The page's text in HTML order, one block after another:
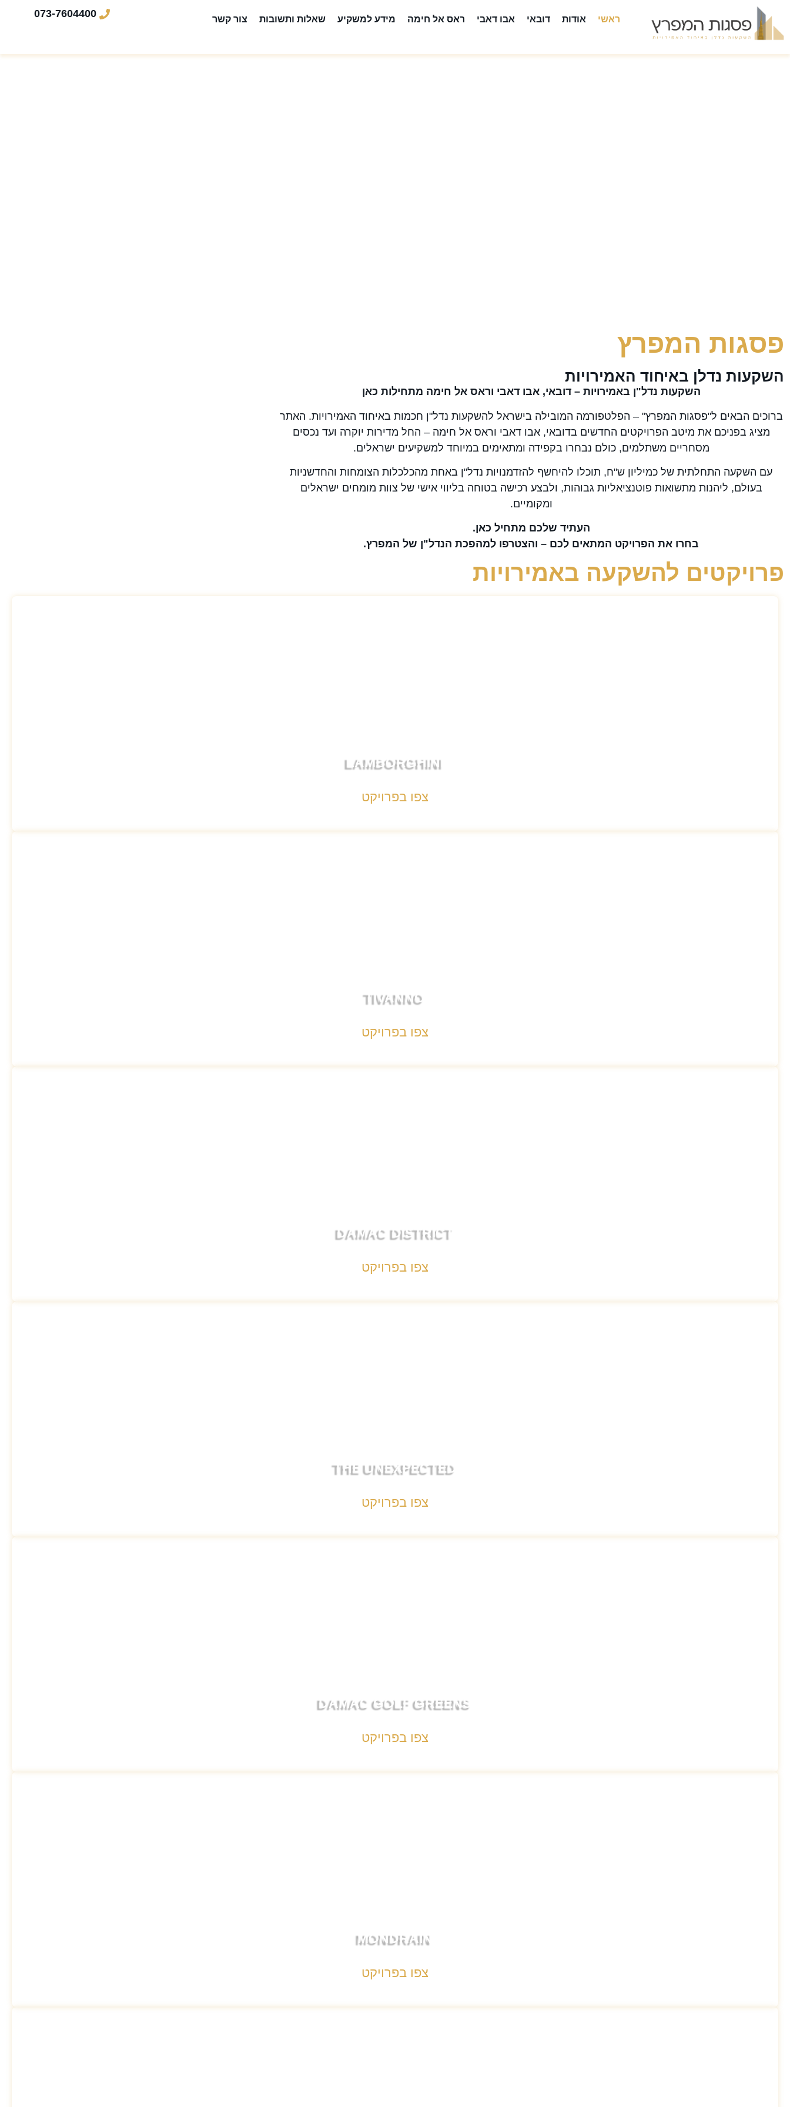
ראשי אודות דובאי אבו דאבי ראס אל חימה מידע למשקיע שאלות ותשובות צור קשר 073-7604400
פסגות המפרץ
השקעות נדלן באיחוד האמירויות
השקעות נדל"ן באמירויות – דובאי, אבו דאבי וראס אל חימה מתחילות כאן
ברוכים הבאים ל"פסגות המפרץ" – הפלטפורמה המובילה בישראל להשקעות נדל"ן חכמות באיחוד האמירויות. האתר
מציג בפניכם את מיטב הפרויקטים החדשים בדובאי, אבו דאבי וראס אל חימה – החל מדירות יוקרה ועד נכסים
מסחריים משתלמים, כולם נבחרו בקפידה ומתאימים במיוחד למשקיעים ישראלים.
עם השקעה התחלתית של כמיליון ש"ח, תוכלו להיחשף להזדמנויות נדל"ן באחת מהכלכלות הצומחות והחדשניות
בעולם, ליהנות מתשואות פוטנציאליות גבוהות, ולבצע רכישה בטוחה בליווי אישי של צוות מומחים ישראלים
ומקומיים.
העתיד שלכם מתחיל כאן.
בחרו את הפרויקט המתאים לכם – והצטרפו למהפכת הנדל"ן של המפרץ.
פרויקטים להשקעה באמירויות
LAMBORGHINI
צפו בפרויקט
TIVANNO
צפו בפרויקט
DAMAC DISTRICT
צפו בפרויקט
THE UNEXPECTED
צפו בפרויקט
DAMAC GOLF GREENS
צפו בפרויקט
MONDRAIN
צפו בפרויקט